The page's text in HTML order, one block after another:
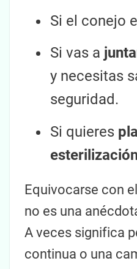
Si el conejo
Si vas a
y necesitas
seguridad.
Si quieres
Equivocarse con
no es una
A veces significa
continua o una